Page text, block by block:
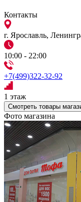
Контакты
г. Ярославль,
10:00 - 22:00
+7(499)322-32-92
1 этаж
Смотреть товары
Фото магазина